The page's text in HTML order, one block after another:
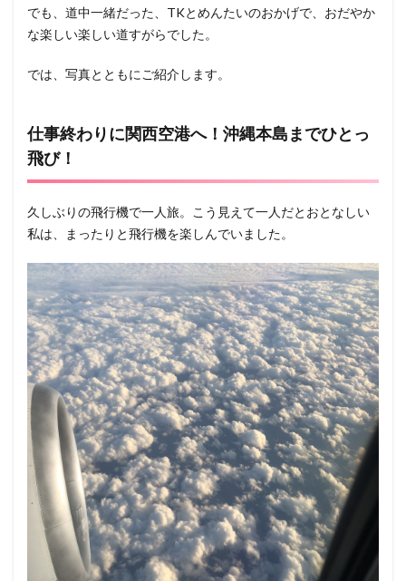
でも、道中一緒だった、TKとめんたいのおかげで、おだやか
な楽しい楽しい道すがらでした。
では、写真とともにご紹介します。
仕事終わりに関西空港へ！沖縄本島までひとっ
飛び！
久しぶりの飛行機で一人旅。こう見えて一人だとおとなしい
私は、まったりと飛行機を楽しんでいました。